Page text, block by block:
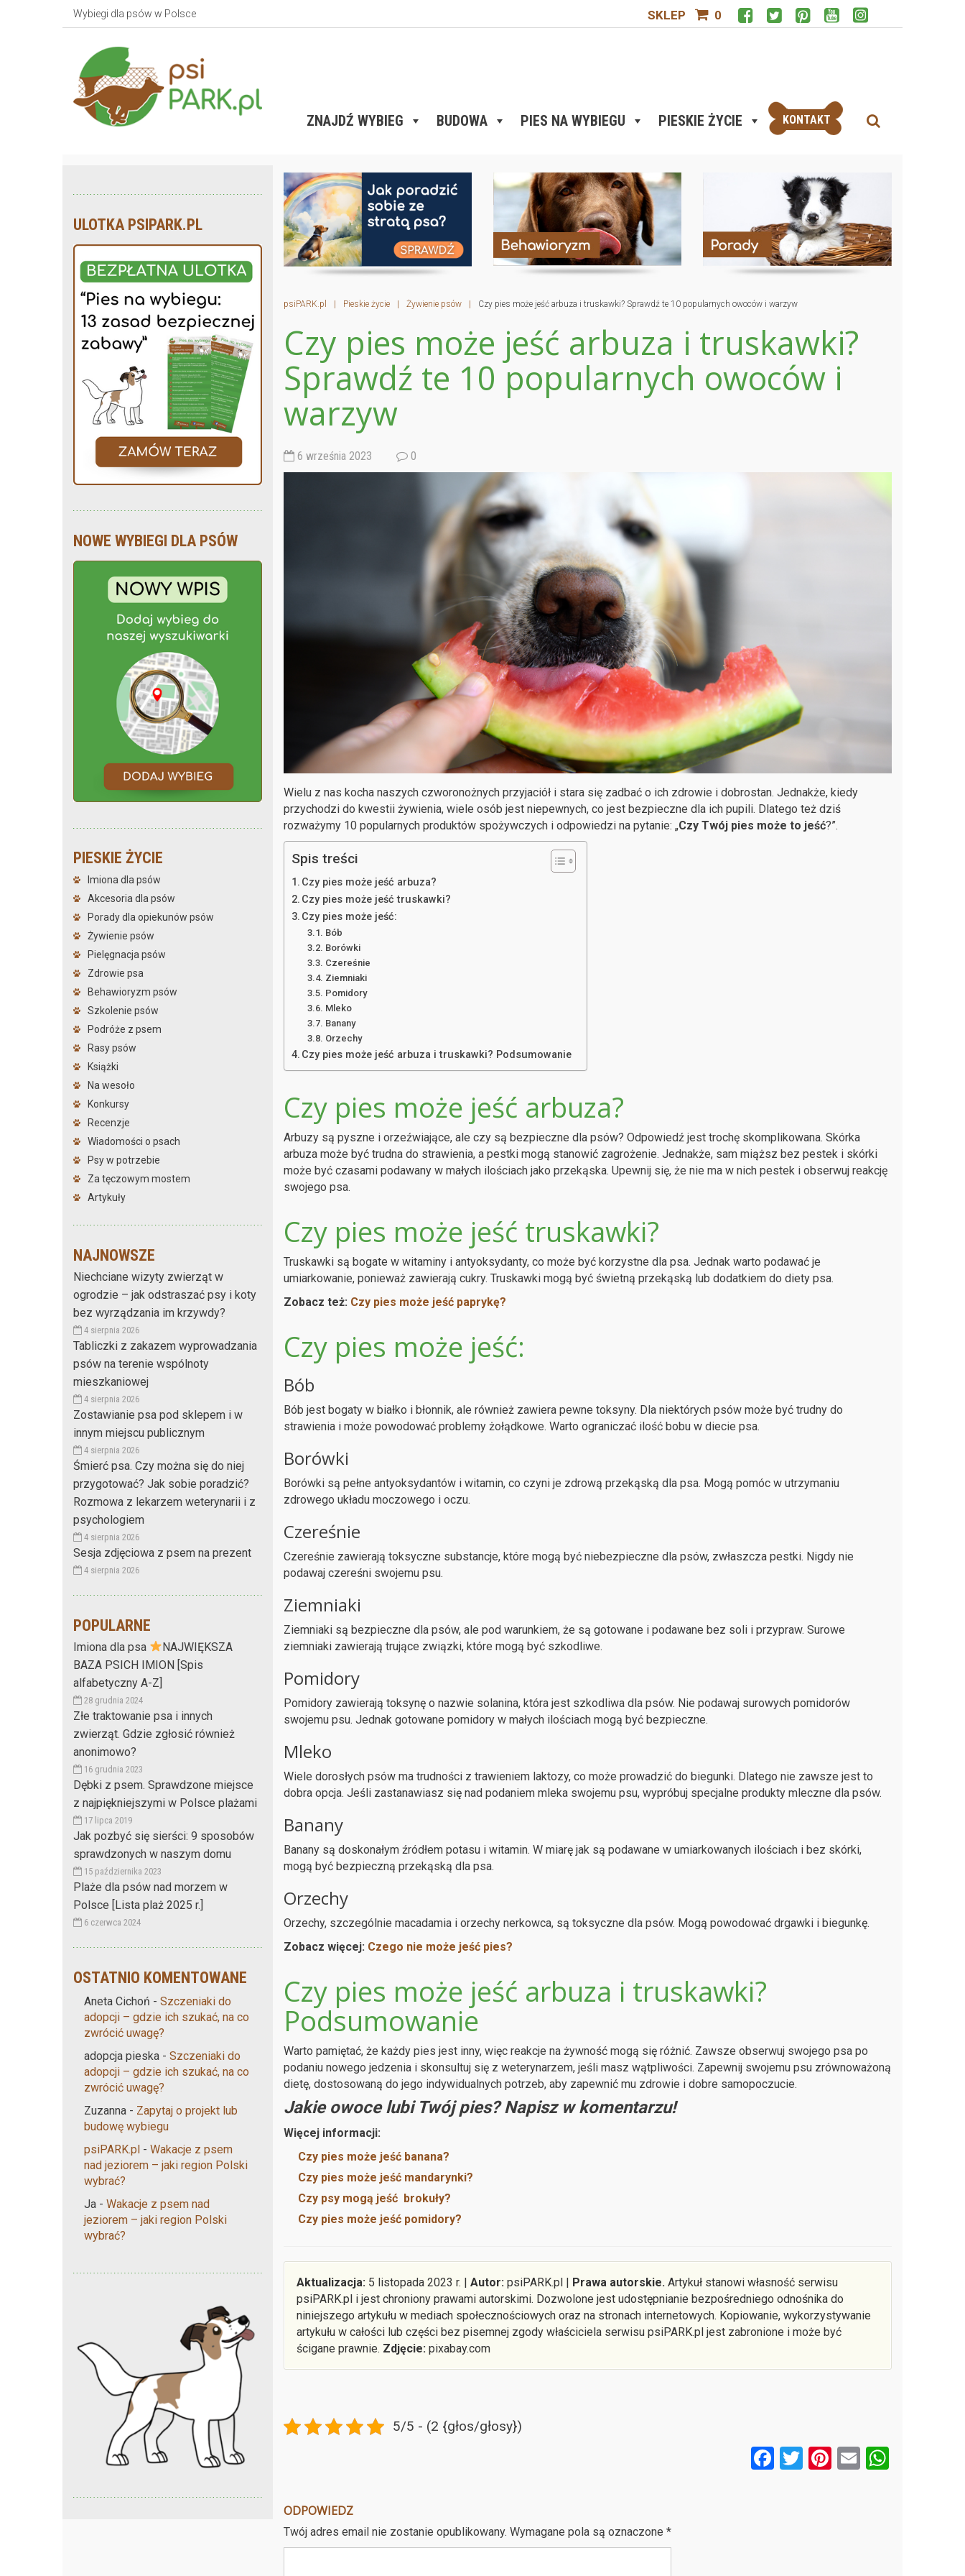
Wybiegi dla psów w Polsce SKLEP 0
ZNAJDŹ WYBIEG BUDOWA PIES NA WYBIEGU PIESKIE ŻYCIE KONTAKT
ULOTKA PSIPARK.PL
NOWE WYBIEGI DLA PSÓW
PIESKIE ŻYCIE
Imiona dla psów
Akcesoria dla psów
Porady dla opiekunów psów
Żywienie psów
Pielęgnacja psów
Zdrowie psa
Behawioryzm psów
Szkolenie psów
Podróże z psem
Rasy psów
Książki
Na wesoło
Konkursy
Recenzje
Wiadomości o psach
Psy w potrzebie
Za tęczowym mostem
Artykuły
NAJNOWSZE
Niechciane wizyty zwierząt w
ogrodzie – jak odstraszać psy i koty
bez wyrządzania im krzywdy?
4 sierpnia 2026
Tabliczki z zakazem wyprowadzania
psów na terenie wspólnoty
mieszkaniowej
4 sierpnia 2026
Zostawianie psa pod sklepem i w
innym miejscu publicznym
4 sierpnia 2026
Śmierć psa. Czy można się do niej
przygotować? Jak sobie poradzić?
Rozmowa z lekarzem weterynarii i z
psychologiem
4 sierpnia 2026
Sesja zdjęciowa z psem na prezent
4 sierpnia 2026
POPULARNE
Imiona dla psa
NAJWIĘKSZA
BAZA PSICH IMION [Spis
alfabetyczny A-Z]
28 grudnia 2024
Złe traktowanie psa i innych
zwierząt. Gdzie zgłosić również
anonimowo?
16 grudnia 2023
Dębki z psem. Sprawdzone miejsce
z najpiękniejszymi w Polsce plażami
17 lipca 2019
Jak pozbyć się sierści: 9 sposobów
sprawdzonych w naszym domu
15 października 2023
Plaże dla psów nad morzem w
Polsce [Lista plaż 2025 r.]
6 czerwca 2024
OSTATNIO KOMENTOWANE
Aneta Cichoń - Szczeniaki do
adopcji – gdzie ich szukać, na co
zwrócić uwagę?
adopcja pieska - Szczeniaki do
adopcji – gdzie ich szukać, na co
zwrócić uwagę?
Zuzanna - Zapytaj o projekt lub
budowę wybiegu
psiPARK.pl - Wakacje z psem
nad jeziorem – jaki region Polski
wybrać?
Ja - Wakacje z psem nad
jeziorem – jaki region Polski
wybrać?
psiPARK.pl Pieskie życie Żywienie psów Czy pies może jeść arbuza i truskawki? Sprawdź te 10 popularnych owoców i warzyw
Czy pies może jeść arbuza i truskawki?
Sprawdź te 10 popularnych owoców i
warzyw
6 września 2023 0
Wielu z nas kocha naszych czworonożnych przyjaciół i stara się zadbać o ich zdrowie i dobrostan. Jednakże, kiedy
przychodzi do kwestii żywienia, wiele osób jest niepewnych, co jest bezpieczne dla ich pupili. Dlatego też dziś
rozważymy 10 popularnych produktów spożywczych i odpowiedzi na pytanie: „Czy Twój pies może to jeść?”.
Spis treści
Czy pies może jeść arbuza?
Czy pies może jeść truskawki?
Czy pies może jeść:
Bób
Borówki
Czereśnie
Ziemniaki
Pomidory
Mleko
Banany
Orzechy
Czy pies może jeść arbuza i truskawki? Podsumowanie
Czy pies może jeść arbuza?
Arbuzy są pyszne i orzeźwiające, ale czy są bezpieczne dla psów? Odpowiedź jest trochę skomplikowana. Skórka
arbuza może być trudna do strawienia, a pestki mogą stanowić zagrożenie. Jednakże, sam miąższ bez pestek i skórki
może być czasami podawany w małych ilościach jako przekąska. Upewnij się, że nie ma w nich pestek i obserwuj reakcję
swojego psa.
Czy pies może jeść truskawki?
Truskawki są bogate w witaminy i antyoksydanty, co może być korzystne dla psa. Jednak warto podawać je
umiarkowanie, ponieważ zawierają cukry. Truskawki mogą być świetną przekąską lub dodatkiem do diety psa.
Zobacz też: Czy pies może jeść paprykę?
Czy pies może jeść:
Bób
Bób jest bogaty w białko i błonnik, ale również zawiera pewne toksyny. Dla niektórych psów może być trudny do
strawienia i może powodować problemy żołądkowe. Warto ograniczać ilość bobu w diecie psa.
Borówki
Borówki są pełne antyoksydantów i witamin, co czyni je zdrową przekąską dla psa. Mogą pomóc w utrzymaniu
zdrowego układu moczowego i oczu.
Czereśnie
Czereśnie zawierają toksyczne substancje, które mogą być niebezpieczne dla psów, zwłaszcza pestki. Nigdy nie
podawaj czereśni swojemu psu.
Ziemniaki
Ziemniaki są bezpieczne dla psów, ale pod warunkiem, że są gotowane i podawane bez soli i przypraw. Surowe
ziemniaki zawierają trujące związki, które mogą być szkodliwe.
Pomidory
Pomidory zawierają toksynę o nazwie solanina, która jest szkodliwa dla psów. Nie podawaj surowych pomidorów
swojemu psu. Jednak gotowane pomidory w małych ilościach mogą być bezpieczne.
Mleko
Wiele dorosłych psów ma trudności z trawieniem laktozy, co może prowadzić do biegunki. Dlatego nie zawsze jest to
dobra opcja. Jeśli zastanawiasz się nad podaniem mleka swojemu psu, wypróbuj specjalne produkty mleczne dla psów.
Banany
Banany są doskonałym źródłem potasu i witamin. W miarę jak są podawane w umiarkowanych ilościach i bez skórki,
mogą być bezpieczną przekąską dla psa.
Orzechy
Orzechy, szczególnie macadamia i orzechy nerkowca, są toksyczne dla psów. Mogą powodować drgawki i biegunkę.
Zobacz więcej: Czego nie może jeść pies?
Czy pies może jeść arbuza i truskawki?
Podsumowanie
Warto pamiętać, że każdy pies jest inny, więc reakcje na żywność mogą się różnić. Zawsze obserwuj swojego psa po
podaniu nowego jedzenia i skonsultuj się z weterynarzem, jeśli masz wątpliwości. Zapewnij swojemu psu zrównoważoną
dietę, dostosowaną do jego indywidualnych potrzeb, aby zapewnić mu zdrowie i dobre samopoczucie.
Jakie owoce lubi Twój pies? Napisz w komentarzu!
Więcej informacji:
Czy pies może jeść banana?
Czy pies może jeść mandarynki?
Czy psy mogą jeść brokuły?
Czy pies może jeść pomidory?
Aktualizacja: 5 listopada 2023 r. | Autor: psiPARK.pl | Prawa autorskie. Artykuł stanowi własność serwisu
psiPARK.pl i jest chroniony prawami autorskimi. Dozwolone jest udostępnianie bezpośredniego odnośnika do
niniejszego artykułu w mediach społecznościowych oraz na stronach internetowych. Kopiowanie, wykorzystywanie
artykułu w całości lub części bez pisemnej zgody właściciela serwisu psiPARK.pl jest zabronione i może być
ścigane prawnie. Zdjęcie: pixabay.com
5/5 - (2 {głos/głosy})
F T Pi E
ODPOWIEDZ
Twój adres email nie zostanie opublikowany. Wymagane pola są oznaczone *